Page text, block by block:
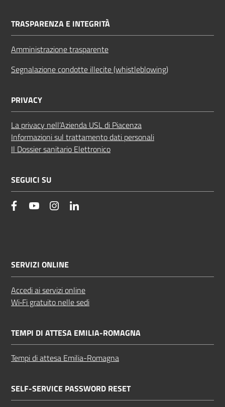
TRASPARENZA E INTEGRITÀ
Amministrazione trasparente
Segnalazione condotte illecite (whistleblowing)
PRIVACY
La privacy nell’Azienda USL di Piacenza
Informazioni sul trattamento dati personali
Il Dossier sanitario Elettronico
SEGUICI SU
facebookYouTube Instagram
SERVIZI ONLINE
Accedi ai servizi online
Wi‑Fi gratuito nelle sedi
TEMPI DI ATTESA EMILIA-ROMAGNA
Tempi di attesa Emilia-Romagna
SELF-SERVICE PASSWORD RESET